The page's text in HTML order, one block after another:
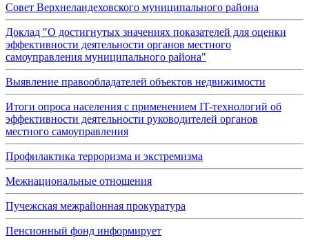
Совет Верхнеландеховского муниципального района
Доклад "О достигнутых значениях показателей для оценки
эффективности деятельности органов местного
самоуправления муниципального района"
Выявление правообладателей объектов недвижимости
Итоги опроса населения с применением IT-технологий об
эффективности деятельности руководителей органов
местного самоуправления
Профилактика терроризма и экстремизма
Межнациональные отношения
Пучежская межрайонная прокуратура
Пенсионный фонд информирует